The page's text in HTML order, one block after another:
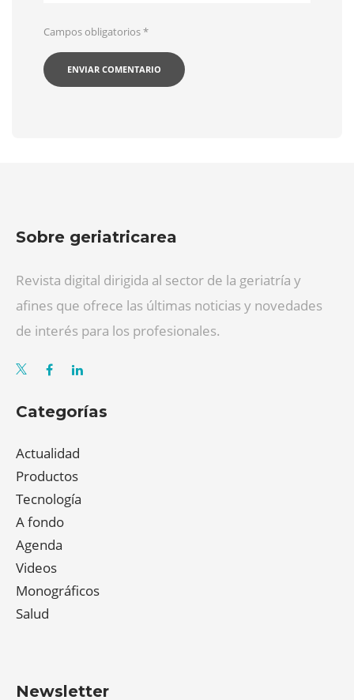
Campos obligatorios*
Sobre geriatricarea
Revista digital dirigida al sector de la geriatría y
afines que ofrece las últimas noticias y novedades
de interés para los profesionales.
Categorías
Actualidad
Productos
Tecnología
A fondo
Agenda
Videos
Monográficos
Salud
Newsletter